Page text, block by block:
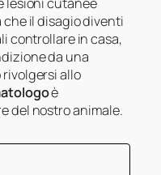
il disagio diventi
controllare in casa,
da una
allo
è
del nostro animale.